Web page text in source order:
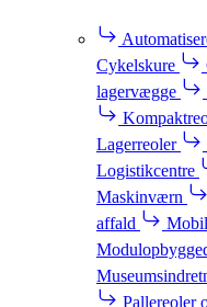
Cykelskure
lagervægge
Lagerreoler
Logistikcentre
Maskinværn
affald
Pallereoler